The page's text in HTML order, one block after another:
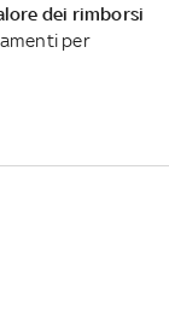
dei rimborsi
per